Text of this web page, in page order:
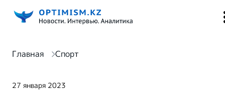
Главная Спорт
27 января 2023